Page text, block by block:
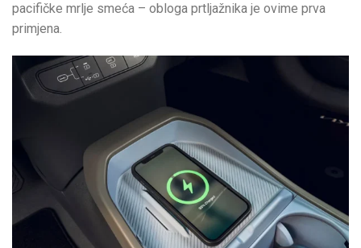
pacifičke mrlje smeća – obloga prtljažnika je ovime prva
primjena.